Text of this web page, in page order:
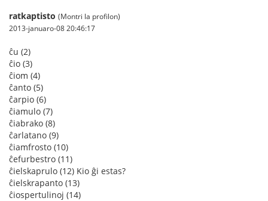
ratkaptisto (Montri la profilon)
2013-januaro-08 20:46:17
ĉu (2)
ĉio (3)
ĉiom (4)
ĉanto (5)
ĉarpio (6)
ĉiamulo (7)
ĉiabrako (8)
ĉarlatano (9)
ĉiamfrosto (10)
ĉefurbestro (11)
ĉielskaprulo (12) Kio ĝi estas?
ĉielskrapanto (13)
ĉiospertulinoj (14)